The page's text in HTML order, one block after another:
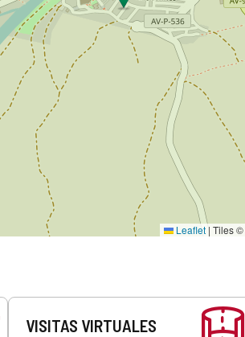
Leaflet | Tiles ©
VISITAS VIRTUALES